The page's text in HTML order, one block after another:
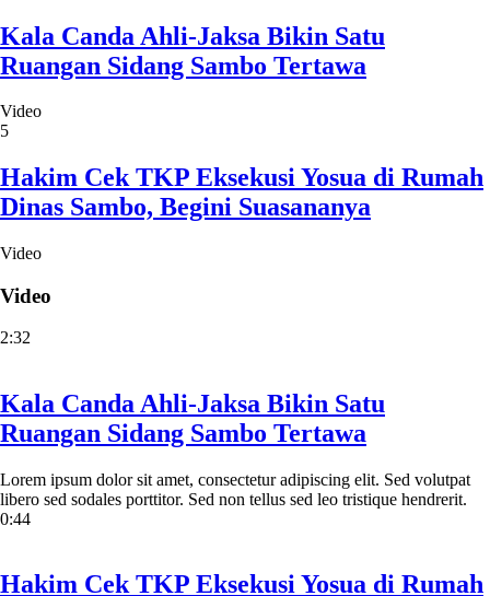
Kala Canda Ahli-Jaksa Bikin Satu
Ruangan Sidang Sambo Tertawa
Video
5
Hakim Cek TKP Eksekusi Yosua di Rumah
Dinas Sambo, Begini Suasananya
Video
Video
2:32
Kala Canda Ahli-Jaksa Bikin Satu
Ruangan Sidang Sambo Tertawa
Lorem ipsum dolor sit amet, consectetur adipiscing elit. Sed volutpat
libero sed sodales porttitor. Sed non tellus sed leo tristique hendrerit.
0:44
Hakim Cek TKP Eksekusi Yosua di Rumah